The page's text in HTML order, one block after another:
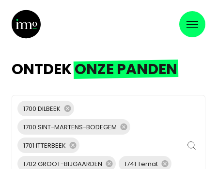
ONTDEKONZE PANDEN
1700 DILBEEK
1700 SINT-MARTENS-BODEGEM
1701 ITTERBEEK
1702 GROOT-BIJGAARDEN
1741 Ternat